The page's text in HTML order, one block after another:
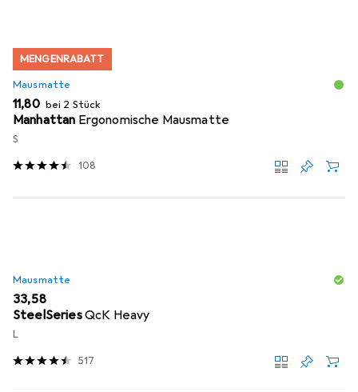
MENGENRABATT
Mausmatte
EUR
11,80 bei 2 Stück
Manhattan Ergonomische Mausmatte
S
108
Mausmatte
EUR
33,58
SteelSeriesQcK Heavy
L
517